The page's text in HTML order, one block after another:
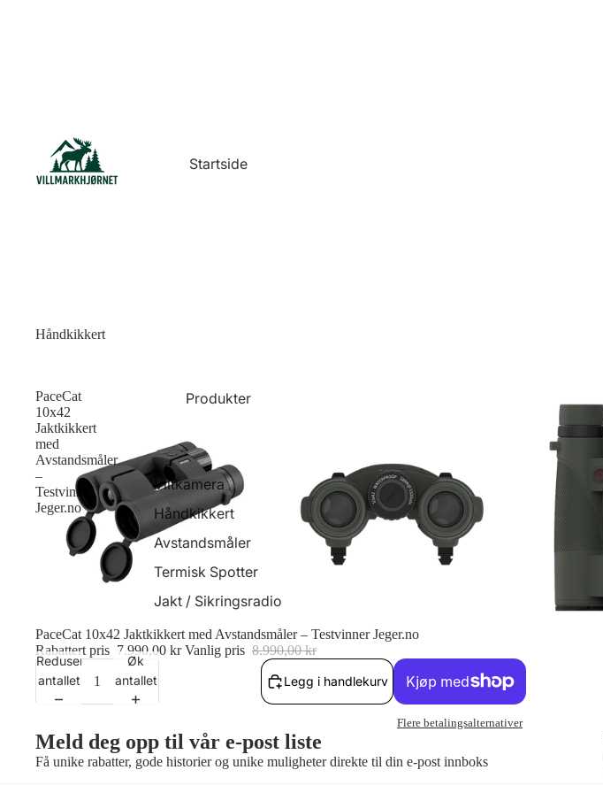
Startside
Produkter
Viltkamera
Håndkikkert
Avstandsmåler
Termisk Spotter
Jakt / Sikringsradio
Håndkikkert
PaceCat
10x42
Jaktkikkert
med
Avstandsmåler
–
Testvinner
Jeger.no
Salg
PaceCat 10x42 Jaktkikkert med Avstandsmåler – Testvinner Jeger.no
Rabattert pris 7.990,00 kr Vanlig pris 8.990,00 kr
Reduser
antallet
Øk
antallet
Legg i handlekurv
Flere betalingsalternativer
Meld deg opp til vår e-post liste
Få unike rabatter, gode historier og unike muligheter direkte til din e-post innboks